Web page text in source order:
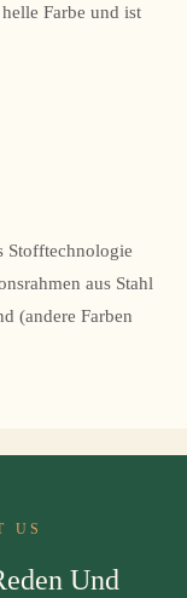
Farbe und ist
Stofftechnologie
aus Stahl
(andere Farben
US
Und